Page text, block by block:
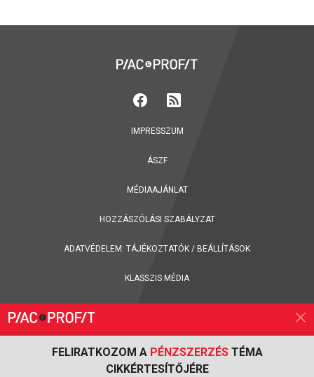
FELIRATKOZOM A PÉNZSZERZÉSTÉMA
CIKKÉRTESÍTŐJÉRE
IMPRESSZUM
ÁSZF
MÉDIAAJÁNLAT
HOZZÁSZÓLÁSI SZABÁLYZAT
ADATVÉDELEM: TÁJÉKOZTATÓK / BEÁLLÍTÁSOK
KLASSZIS MÉDIA